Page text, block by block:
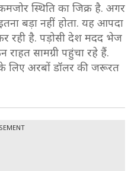
स्थिति का जिक्र है. अगर
बड़ा नहीं होता. यह आपदा
रही है. पड़ोसी देश मदद भेज
सामग्री पहुंचा रहे हैं.
लिए अरबों डॉलर की जरूरत